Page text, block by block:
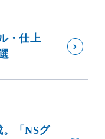
・仕上
「NSグ